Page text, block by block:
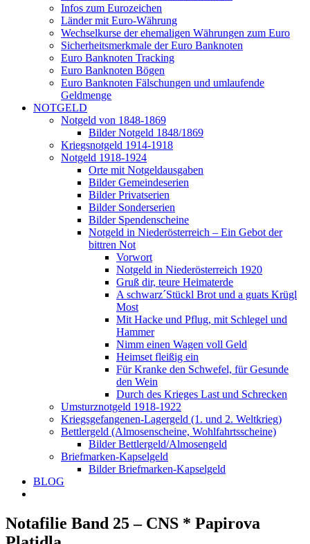
Infos zum Eurozeichen
Länder mit Euro-Währung
Wechselkurse der ehemaligen Währungen zum Euro
Sicherheitsmerkmale der Euro Banknoten
Euro Banknoten Tracking
Euro Banknoten Bögen
Euro Banknoten Fälschungen und umlaufende
Geldmenge
NOTGELD
Notgeld von 1848-1869
Bilder Notgeld 1848/1869
Kriegsnotgeld 1914-1918
Notgeld 1918-1924
Orte mit Notgeldausgaben
Bilder Gemeindeserien
Bilder Privatserien
Bilder Sonderserien
Bilder Spendenscheine
Notgeld in Niederösterreich – Ein Gebot der
bittren Not
Vorwort
Notgeld in Niederösterreich 1920
Gruß dir, teure Heimaterde
A schwarz´Stückl Brot und a guats Krügl
Most
Mit Hacke und Pflug, mit Schlegel und
Hammer
Nimm einen Wagen voll Geld
Heimset fleißig ein
Für Kranke den Schwefel, für Gesunde
den Wein
Durch des Krieges Last und Schrecken
Umsturznotgeld 1918-1922
Kriegsgefangenen-Lagergeld (1. und 2. Weltkrieg)
Bettlergeld (Almosenscheine, Wohlfahrtsscheine)
Bilder Bettlergeld/Almosengeld
Briefmarken-Kapselgeld
Bilder Briefmarken-Kapselgeld
BLOG
Notafilie Band 25 – CNS * Papirova